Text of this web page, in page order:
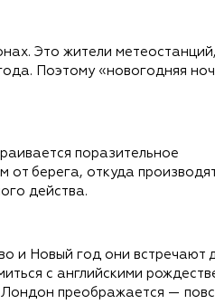
Это жители
Поэтому «новогодняя
поразительное
берега, откуда
действа.
и Новый год они встречают
с английскими
Лондон преображается —